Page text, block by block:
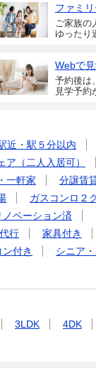
ファミ
ご家族の
ゆったり
Webで
予約後は
見学予約
近・駅５分以内
ア（二人入居可）
一軒家 分譲賃
ガスコンロ２
ノベーション済
行 家具付き
付き
シニア
3LDK 4DK